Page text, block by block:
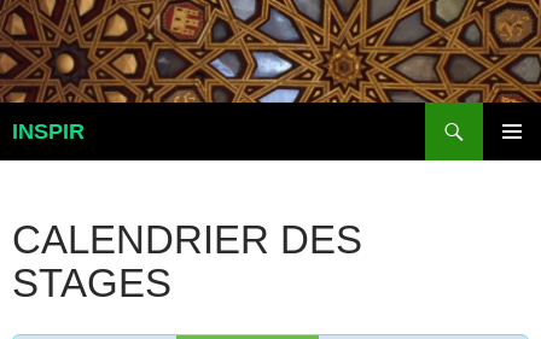
Aller
au
contenu
INSPIR
CALENDRIER DES
STAGES